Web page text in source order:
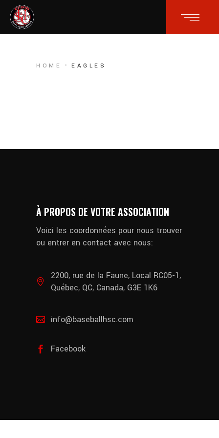
HOME EAGLES
À PROPOS DE VOTRE ASSOCIATION
Voici les coordonnées pour nous trouver
ou entrer en contact avec nous:
2200, rue de la Faune, Local RC05-1,
Québec, QC, Canada, G3E 1K6
info@baseballhsc.com
Facebook